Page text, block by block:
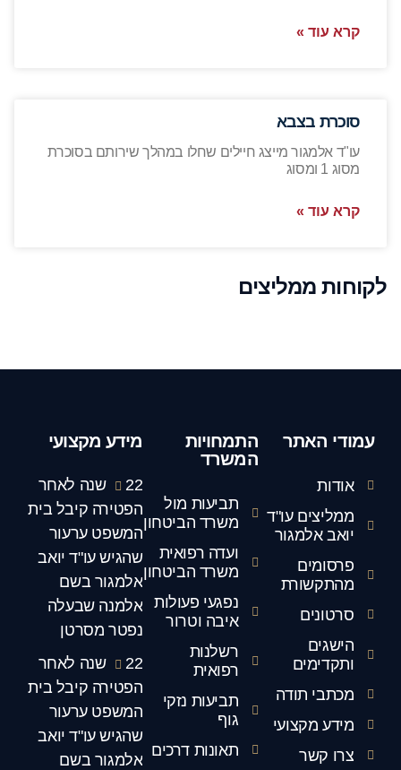
קרא עוד »
סוכרת בצבא
עו"ד אלמגור מייצג חיילים שחלו במהלך שירותם בסוכרת
מסוג 1 ומסוג
קרא עוד »
לקוחות ממליצים
מידע מקצועי
22 שנה לאחר
הפטירה קיבל בית
המשפט ערעור
שהגיש עו"ד יואב
אלמגור בשם
אלמנה שבעלה
נפטר מסרטן
22 שנה לאחר
הפטירה קיבל בית
המשפט ערעור
שהגיש עו"ד יואב
אלמגור בשם
התמחויות
המשרד
תביעות מול
משרד הביטחון
ועדה רפואית
משרד הביטחון
נפגעי פעולות
איבה וטרור
רשלנות
רפואית
תביעות נזקי
גוף
תאונות דרכים
עמודי האתר
אודות
ממליצים עו"ד
יואב אלמגור
פרסומים
מהתקשורת
סרטונים
הישגים
ותקדימים
מכתבי תודה
מידע מקצועי
צרו קשר